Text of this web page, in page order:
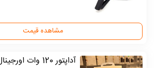
مشاهده قیمت
آداپتور 120 وات اورجینال شیائومی